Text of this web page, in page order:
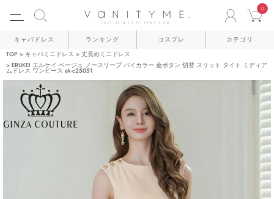
0
キャバドレス ランキング コスプレ カテゴリ
TOP キャバミニドレス
丈長めミニドレス
ERUKEI エルケイ ベージュ ノースリーブ バイカラー 金ボタン 切替 スリット タイト ミディア
ムドレス ワンピース ek-c25051